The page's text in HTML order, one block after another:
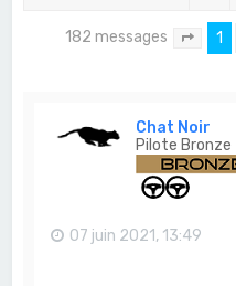
182 messages Page
1
Chat Noir
Pilote Bronze
07 juin 2021, 13:49